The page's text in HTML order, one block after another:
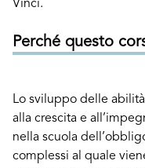
Vinci.
Perché questo
Lo sviluppo delle
alla crescita e
nella scuola
complessi al quale